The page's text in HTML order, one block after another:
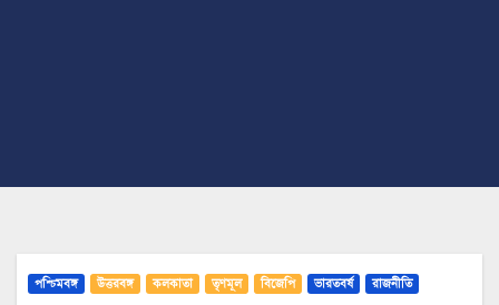
পশ্চিমবঙ্গ উত্তরবঙ্গ কলকাতা তৃণমূল বিজেপি ভারতবর্ষ রাজনীতি